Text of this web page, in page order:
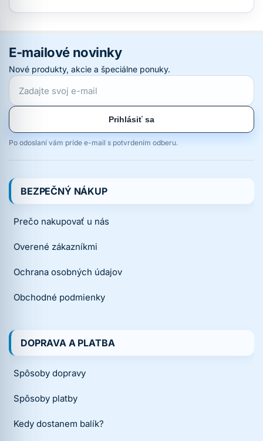
E-mailové novinky
Nové produkty, akcie a špeciálne ponuky.
Prihlásiť sa
Po odoslaní vám príde e-mail s potvrdením odberu.
BEZPEČNÝ NÁKUP
Prečo nakupovať u nás
Overené zákazníkmi
Ochrana osobných údajov
Obchodné podmienky
DOPRAVA A PLATBA
Spôsoby dopravy
Spôsoby platby
Kedy dostanem balík?